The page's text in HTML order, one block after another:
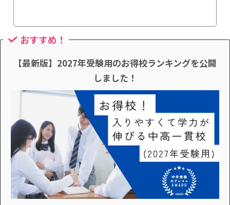
おすすめ！
【最新版】2027年受験用のお得校ランキングを公開
しました！